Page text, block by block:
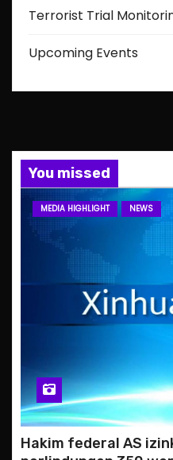
Terrorist Trial
Upcoming Events
You missed
MEDIA HIGHLIGHT NEWS
Hakim federal AS